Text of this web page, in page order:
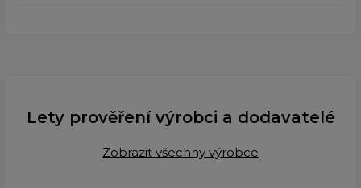
Lety prověření výrobci a dodavatelé
Zobrazit všechny výrobce